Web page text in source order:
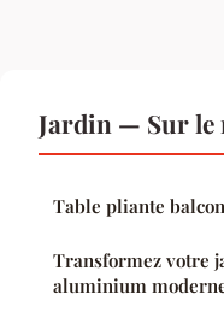
Jardin — Sur le
Table pliante
Transformez votre
aluminium